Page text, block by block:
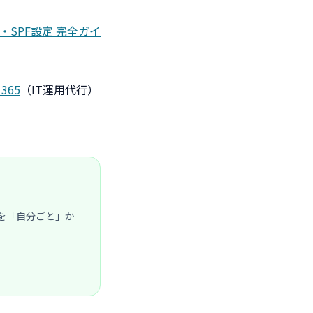
SPF設定 完全ガイ
（IT運用代行）
「自分ごと」か